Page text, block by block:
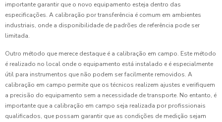
importante garantir que o novo equipamento esteja dentro das
especificações. A calibração por transferência é comum em ambientes
industriais, onde a disponibilidade de padrões de referência pode ser
limitada.
Outro método que merece destaque é a calibração em campo. Este método
é realizado no local onde o equipamento está instalado e é especialmente
útil para instrumentos que não podem ser facilmente removidos. A
calibração em campo permite que os técnicos realizem ajustes e verifiquem
a precisão do equipamento sem a necessidade de transporte. No entanto, é
importante que a calibração em campo seja realizada por profissionais
qualificados, que possam garantir que as condições de medição sejam